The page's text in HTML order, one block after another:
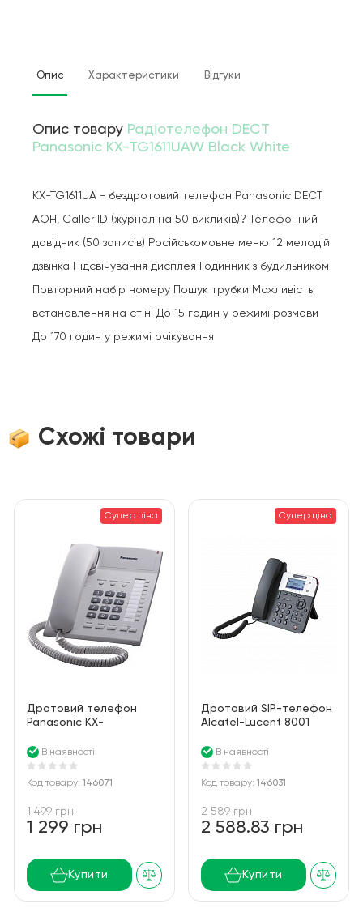
Опис Характеристики Відгуки
Опис товару Радіотелефон DECT
Panasonic KX-TG1611UAW Black White
KX-TG1611UA - бездротовий телефон Panasonic DECT
AOH, Caller ID (журнал на 50 викликів)? Телефонний
довідник (50 записів) Російськомовне меню 12 мелодій
дзвінка Підсвічування дисплея Годинник з будильником
Повторний набір номеру Пошук трубки Можливість
встановлення на стіні До 15 годин у режимі розмови
До 170 годин у режимі очікування
Схожі товари
Супер ціна
Дротовий телефон
Panasonic KX-
В наявності
Код товару: 146071
1 499 грн
1 299 грн
Купити
Супер ціна
Дротовий SIP-телефон
Alcatel-Lucent 8001
SIP phone with high
quality audio
В наявності
Код товару: 146031
2 589 грн
2 588.83 грн
Купити